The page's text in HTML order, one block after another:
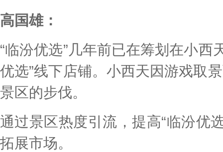
高国雄：
“临汾优选”几年前已在筹划在小西
优选”线下店铺。小西天因游戏取
景区的步伐。
通过景区热度引流，提高“临汾优
拓展市场。